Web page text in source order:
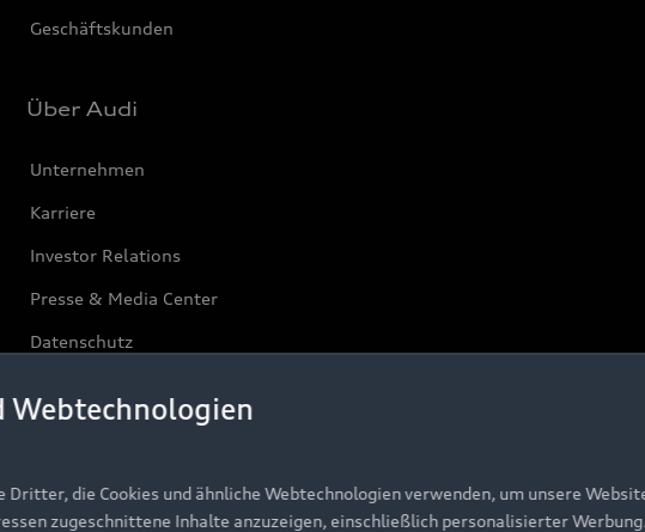
Geschäftskunden
Über Audi
Unternehmen
Karriere
Investor Relations
Presse & Media Center
Datenschutz
Webtechnologien
die Cookies und ähnliche Webtechnologien verwenden, um unsere
zugeschnittene Inhalte anzuzeigen, einschließlich personalisierter